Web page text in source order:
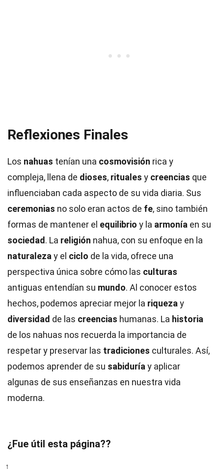
Reflexiones Finales
Los nahuas tenían una cosmovisión rica y
compleja, llena de dioses, rituales y creencias que
influenciaban cada aspecto de su vida diaria. Sus
ceremonias no solo eran actos de fe, sino también
formas de mantener el equilibrio y la armonía en su
sociedad . La religión nahua, con su enfoque en la
naturaleza y el ciclo de la vida, ofrece una
perspectiva única sobre cómo las culturas
antiguas entendían su mundo. Al conocer estos
hechos, podemos apreciar mejor la riqueza y
diversidad de las creencias humanas. La historia
de los nahuas nos recuerda la importancia de
respetar y preservar las tradiciones culturales. Así,
podemos aprender de su sabiduría y aplicar
algunas de sus enseñanzas en nuestra vida
moderna.
¿Fue útil esta página??